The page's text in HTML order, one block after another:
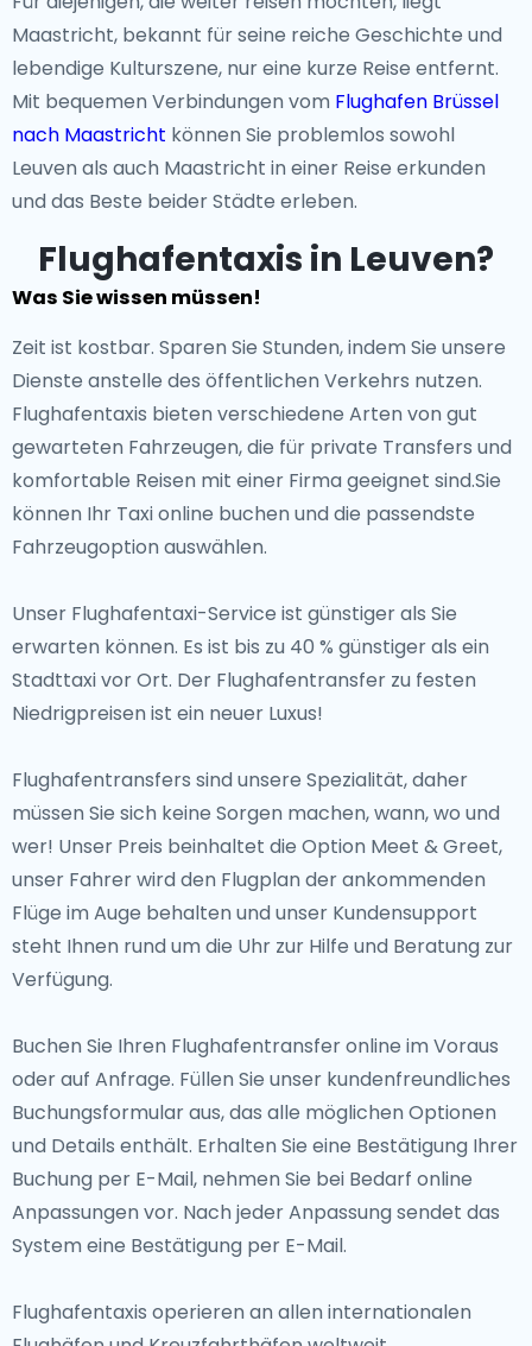
Maastricht, bekannt für seine reiche Geschichte und
lebendige Kulturszene, nur eine kurze Reise entfernt.
Mit bequemen Verbindungen vom Flughafen Brüssel
nach Maastricht können Sie problemlos sowohl
Leuven als auch Maastricht in einer Reise erkunden
und das Beste beider Städte erleben.
Flughafentaxis in Leuven?
Was Sie wissen müssen!
Zeit ist kostbar. Sparen Sie Stunden, indem Sie unsere
Dienste anstelle des öffentlichen Verkehrs nutzen.
Flughafentaxis bieten verschiedene Arten von gut
gewarteten Fahrzeugen, die für private Transfers und
komfortable Reisen mit einer Firma geeignet sind.Sie
können Ihr Taxi online buchen und die passendste
Fahrzeugoption auswählen.
Unser Flughafentaxi-Service ist günstiger als Sie
erwarten können. Es ist bis zu 40 % günstiger als ein
Stadttaxi vor Ort. Der Flughafentransfer zu festen
Niedrigpreisen ist ein neuer Luxus!
Flughafentransfers sind unsere Spezialität, daher
müssen Sie sich keine Sorgen machen, wann, wo und
wer! Unser Preis beinhaltet die Option Meet & Greet,
unser Fahrer wird den Flugplan der ankommenden
Flüge im Auge behalten und unser Kundensupport
steht Ihnen rund um die Uhr zur Hilfe und Beratung zur
Verfügung.
Buchen Sie Ihren Flughafentransfer online im Voraus
oder auf Anfrage. Füllen Sie unser kundenfreundliches
Buchungsformular aus, das alle möglichen Optionen
und Details enthält. Erhalten Sie eine Bestätigung Ihrer
Buchung per E-Mail, nehmen Sie bei Bedarf online
Anpassungen vor. Nach jeder Anpassung sendet das
System eine Bestätigung per E-Mail.
Flughafentaxis operieren an allen internationalen